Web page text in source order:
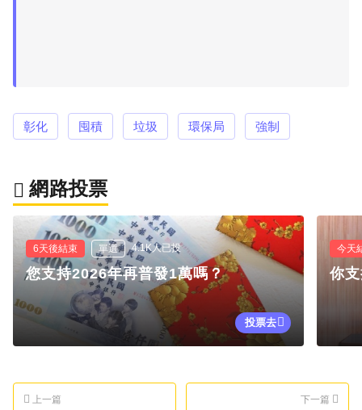
彰化 囤積 垃圾 環保局 強制
網路投票
6天後結束 單選 4.1K人已投
您支持2026年再普發1萬嗎？
投票去
今天
你
上一篇 下一篇